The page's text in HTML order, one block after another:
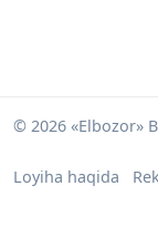
© 2026 «Elbozor»
Loyiha haqida